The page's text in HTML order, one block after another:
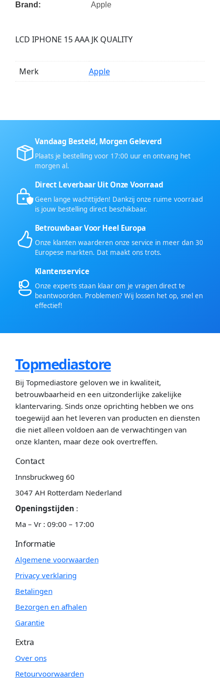
Brand:
Apple
LCD IPHONE 15 AAA JK QUALITY
Merk Apple
Vandaag Besteld, Morgen Geleverd
Plaats je bestelling voor 17:00 uur en ontvang het
morgen al.
Direct Leverbaar Uit Onze Voorraad
Geen lange wachttijden! Dankzij onze ruime voorraad
is jouw bestelling direct beschikbaar.
Betrouwbaar Voor Heel Europa
Onze klanten waarderen onze service in meer dan 30
Europese markten. Dat maakt ons trots.
Klantenservice
Onze experts staan klaar om je vragen direct te
beantwoorden. Problemen? Wij lossen het op, snel en
effectief!
Topmediastore
Bij Topmediastore geloven we in kwaliteit,
betrouwbaarheid en een uitzonderlijke zakelijke
klantervaring. Sinds onze oprichting hebben we ons
toegewijd aan het leveren van producten en diensten
die niet alleen voldoen aan de verwachtingen van
onze klanten, maar deze ook overtreffen.
Contact
Innsbruckweg 60
3047 AH Rotterdam Nederland
Openingstijden :
Ma – Vr : 09:00 – 17:00
Informatie
Algemene voorwaarden
Privacy verklaring
Betalingen
Bezorgen en afhalen
Garantie
Extra
Over ons
Retourvoorwaarden